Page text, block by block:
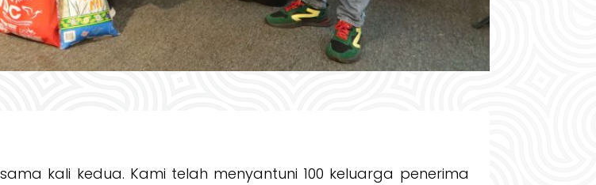
kali kedua. Kami telah menyantuni 100 keluarga penerima